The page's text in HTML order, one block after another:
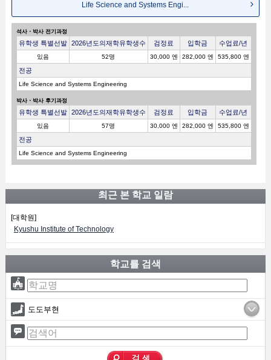
Life Science and Systems Engi...
석사・박사 전기과정
유학생 특별선발 2026년도의재학유학생수 검정료 입학금 수업료/년
있음 52명 30,000 엔 282,000 엔 535,800 엔
전공
Life Science and Systems Engineering
박사・박사 후기과정
유학생 특별선발 2026년도의재학유학생수 검정료 입학금 수업료/년
있음 57명 30,000 엔 282,000 엔 535,800 엔
전공
Life Science and Systems Engineering
최근 본 학교 일람
[대학원]
Kyushu Institute of Technology
학교를 검색
도도부현